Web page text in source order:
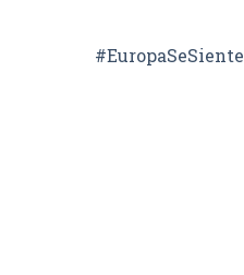
#EuropaSeSiente